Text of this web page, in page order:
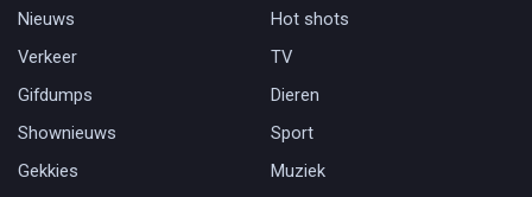
Nieuws
Hot shots
Verkeer
TV
Gifdumps
Dieren
Shownieuws
Sport
Gekkies
Muziek